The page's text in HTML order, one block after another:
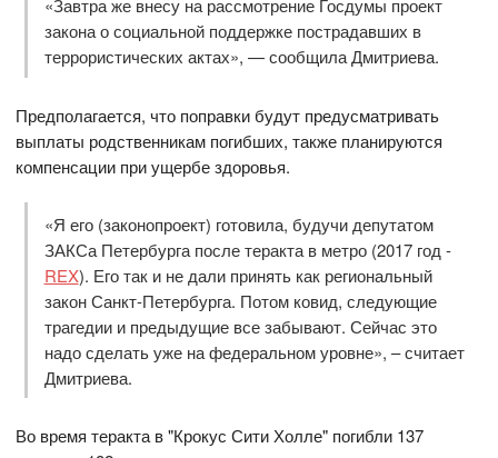
«Завтра же внесу на рассмотрение Госдумы проект
закона о социальной поддержке пострадавших в
террористических актах», — сообщила Дмитриева.
Предполагается, что поправки будут предусматривать
выплаты родственникам погибших, также планируются
компенсации при ущербе здоровья.
«Я его (законопроект) готовила, будучи депутатом
ЗАКСа Петербурга после теракта в метро (2017 год -
REX). Его так и не дали принять как региональный
закон Санкт-Петербурга. Потом ковид, следующие
трагедии и предыдущие все забывают. Сейчас это
надо сделать уже на федеральном уровне», – считает
Дмитриева.
Во время теракта в "Крокус Сити Холле" погибли 137